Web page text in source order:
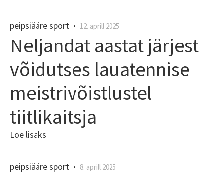
peipsiääre sport • 12. aprill 2025
Neljandat aastat järjest
võidutses lauatennise
meistrivõistlustel
tiitlikaitsja
Loe lisaks
peipsiääre sport • 8. aprill 2025